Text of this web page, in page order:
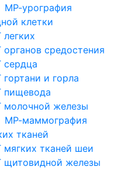
МР-урография
клетки
средостения
и горла
пищевода
молочной железы
МР-маммография
тканей
тканей шеи
щитовидной железы